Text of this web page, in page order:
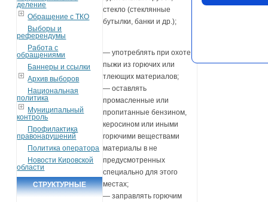
деление
Обращение с ТКО
Выборы и
референдумы
Работа с
обращениями
Баннеры и ссылки
Архив выборов
Национальная
политика
Муниципальный
контроль
Профилактика
правонарушений
Политика оператора
Новости Кировской
области
СТРУКТУРНЫЕ
стекло (стеклянные
бутылки, банки и др.);
— употреблять при охоте
пыжи из горючих или
тлеющих материалов;
— оставлять
промасленные или
пропитанные бензином,
керосином или иными
горючими веществами
материалы в не
предусмотренных
специально для этого
местах;
— заправлять горючим